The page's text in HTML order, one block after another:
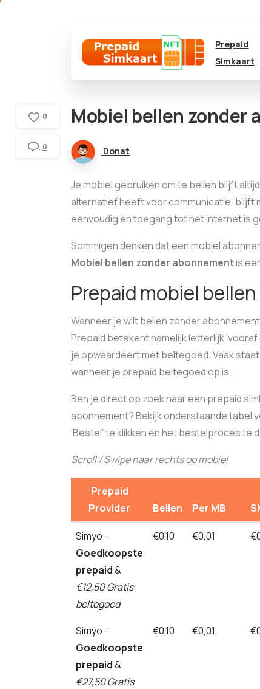
Prepaid
Simkaart
Mobiel bellen zonder
Donat
Je mobiel gebruiken om te bellen blijft
alternatief heeft voor communicatie, blijft
eenvoudig en toegang tot het internet is
Sommigen denken dat een mobiel
Mobiel bellen zonder abonnementis
Prepaid mobiel
Wanneer je wilt bellen zonder
Prepaid betekent namelijk letterlijk
je opwaardeert met beltegoed. Vaak
wanneer je prepaid beltegoed op is.
Ben je direct op zoek naar een prepaid
abonnement? Bekijk onderstaande tabel
‘Bestel’ te klikken en het bestelproces te
Scroll / Swipe naar rechts op mobiel
Prepaid
Provider
Bellen Per MB
Simyo -
Goedkoopste
prepaid&
€12,50 Gratis
beltegoed
€0,10 €0,01
Simyo -
Goedkoopste
prepaid&
€27,50 Gratis
€0,10 €0,01
0
0